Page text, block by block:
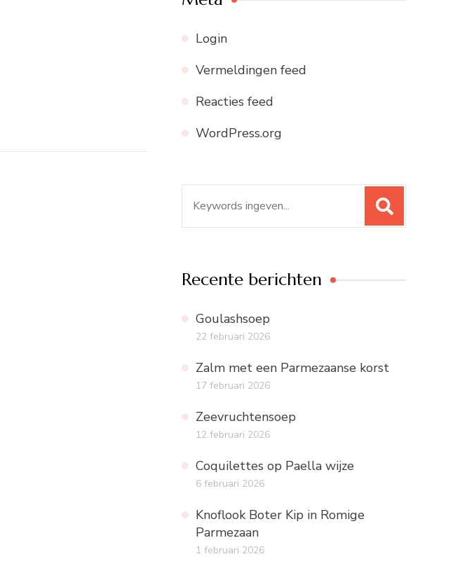
Login
Vermeldingen feed
Reacties feed
WordPress.org
naar:
Recente berichten
Goulashsoep
22 februari 2026
Zalm met een Parmezaanse korst
17 februari 2026
Zeevruchtensoep
12 februari 2026
Coquilettes op Paella wijze
6 februari 2026
Knoflook Boter Kip in Romige
Parmezaan
1 februari 2026